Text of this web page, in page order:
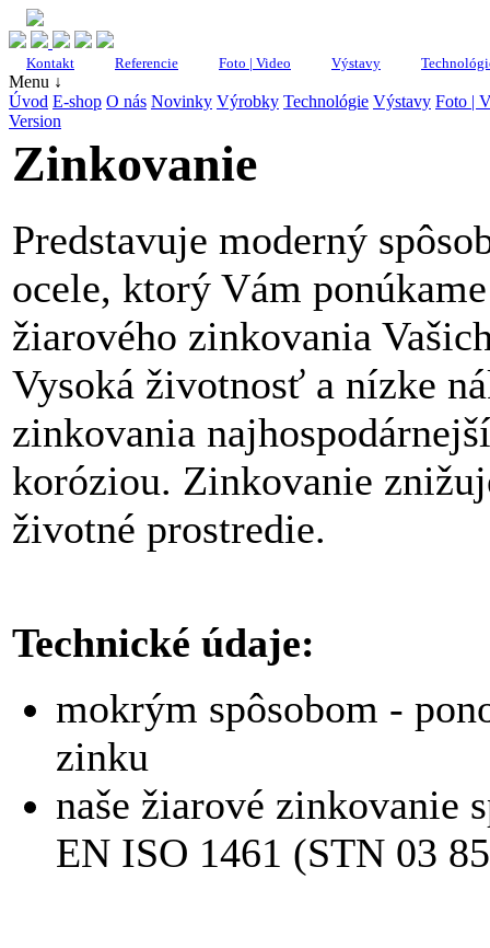
Kontakt Referencie Foto | Video Výstavy
Menu ↓
Úvod E-shop O nás Novinky Výrobky Technológie Výstavy Foto |
Version
Zinkovanie
Predstavuje moderný
ocele, ktorý Vám
žiarového zinkovania
Vysoká životnosť a nízke
zinkovania
koróziou. Zinkovanie
životné prostredie.
Technické údaje:
mokrým spôsobom -
zinku
naše žiarové zinkovanie
EN ISO 1461 (STN 03